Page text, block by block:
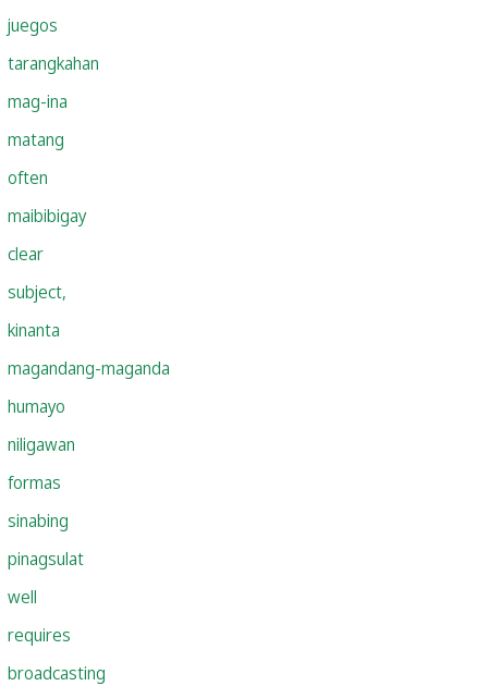
juegos
tarangkahan
mag-ina
matang
often
maibibigay
clear
subject,
kinanta
magandang-maganda
humayo
niligawan
formas
sinabing
pinagsulat
well
requires
broadcasting